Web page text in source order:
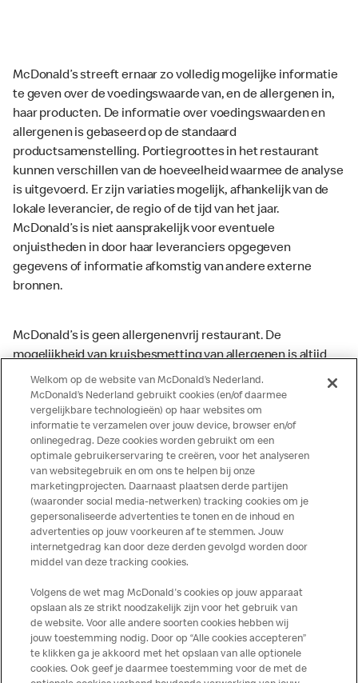
McDonald’s streeft ernaar zo volledig mogelijke informatie
te geven over de voedingswaarde van, en de allergenen in,
haar producten. De informatie over voedingswaarden en
allergenen is gebaseerd op de standaard
productsamenstelling. Portiegroottes in het restaurant
kunnen verschillen van de hoeveelheid waarmee de analyse
is uitgevoerd. Er zijn variaties mogelijk, afhankelijk van de
lokale leverancier, de regio of de tijd van het jaar.
McDonald’s is niet aansprakelijk voor eventuele
onjuistheden in door haar leveranciers opgegeven
gegevens of informatie afkomstig van andere externe
bronnen.
McDonald’s is geen allergenenvrij restaurant. De
mogelijkheid van kruisbesmetting van allergenen is altijd
aanwezig. McDonald’s kan zodoende niet garanderen dat
haar producten geen sporen van allergenen bevatten.
McDonald’s aanvaardt daarom geen aansprakelijkheid
indien een gast als gevolg van het binnenkrijgen van (een
spoor van) een allergeen lichamelijke klachten krijgt. Alle
producten kunnen sporen bevatten van dierlijke
ingrediënten. McDonald’s streeft er naar om de
voedingswaarde- en allergeneninformatie altijd up to date
te houden. De verstrekte informatie is alleen van
toepassing op de in Nederland verkochte producten. Voor
meer informatie over voedingswaarden en allergenen kijk
op de McDonald's website of in de McDonald’s App.
Publicatiefouten voorbehouden.
Welkom op de website van McDonald’s Nederland.
McDonald’s Nederland gebruikt cookies (en/of daarmee
vergelijkbare technologieën) op haar websites om
informatie te verzamelen over jouw device, browser en/of
onlinegedrag. Deze cookies worden gebruikt om een
optimale gebruikerservaring te creëren, voor het analyseren
van websitegebruik en om ons te helpen bij onze
marketingprojecten. Daarnaast plaatsen derde partijen
(waaronder social media-netwerken) tracking cookies om je
gepersonaliseerde advertenties te tonen en de inhoud en
advertenties op jouw voorkeuren af te stemmen. Jouw
internetgedrag kan door deze derden gevolgd worden door
middel van deze tracking cookies.
Volgens de wet mag McDonald's cookies op jouw apparaat
opslaan als ze strikt noodzakelijk zijn voor het gebruik van
de website. Voor alle andere soorten cookies hebben wij
jouw toestemming nodig. Door op “Alle cookies accepteren”
te klikken ga je akkoord met het opslaan van alle optionele
cookies. Ook geef je daarmee toestemming voor de met de